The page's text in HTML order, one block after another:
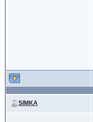
SIMKA